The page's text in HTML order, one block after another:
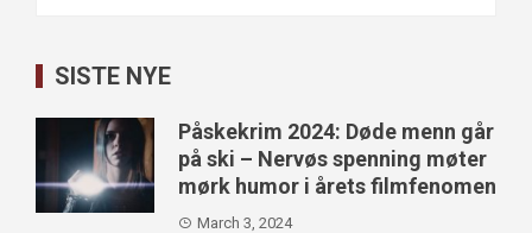
SISTE NYE
Påskekrim 2024: Døde menn går
på ski – Nervøs spenning møter
mørk humor i årets filmfenomen
March 3, 2024